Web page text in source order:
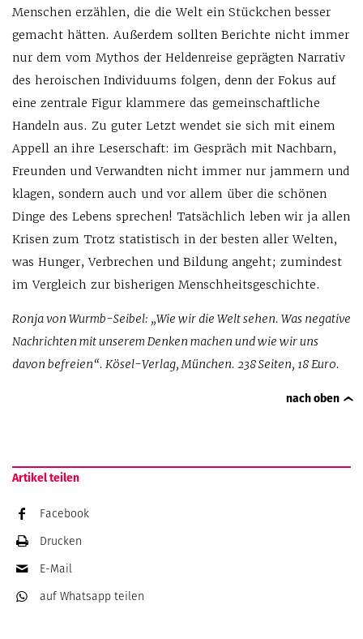
Menschen erzählen, die die Welt ein Stückchen besser
gemacht hätten. Außerdem sollten Berichte nicht immer
nur dem vom Mythos der Heldenreise geprägten Narrativ
des heroischen Individuums folgen, denn der Fokus auf
eine zentrale Figur klammere das gemeinschaftliche
Handeln aus. Zu guter Letzt wendet sie sich mit einem
Appell an ihre Leserschaft: im Gespräch mit Nachbarn,
Freunden und Verwandten nicht immer nur jammern und
klagen, sondern auch und vor allem über die schönen
Dinge des Lebens sprechen! Tatsächlich leben wir ja allen
Krisen zum Trotz statistisch in der besten aller Welten,
was Hunger, Verbrechen und Bildung angeht; zumindest
im Vergleich zur bisherigen Menschheitsgeschichte.
Ronja von Wurmb-Seibel: „Wie wir die Welt sehen. Was negative
Nachrichten mit unserem Denken machen und wie wir uns
davon befreien“. Kösel-Verlag, München. 238 Seiten, 18 Euro.
nach oben
Artikel teilen
Facebook
Drucken
E-Mail
auf Whatsapp teilen